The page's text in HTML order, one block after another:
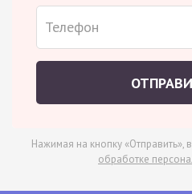
Нажимая на кнопку «Отправить»,
обработке